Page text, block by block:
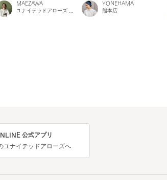
MAEZAWA
YONEHAMA
熊本店
公式アプリ
ユナイテッドアローズへ